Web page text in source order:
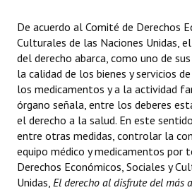
Antiguos Pobladores - Registro
Reconocimientos - Registro
Bariloche, Municipio intercultural
Entrega de distinciones
REFORMA DE LA CARTA ORGÁNICA
De acuerdo al Comité de Derechos
Culturales de las Naciones Unidas,
del derecho abarca, como uno de
la calidad de los bienes y servicios
los medicamentos y a la actividad
órgano señala, entre los deberes
el derecho a la salud. En este
entre otras medidas, controlar la
equipo médico y medicamentos por
Derechos Económicos, Sociales y
Unidas, El derecho al disfrute del más